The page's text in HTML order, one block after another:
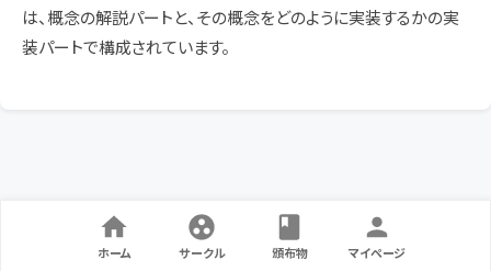
は、概念の解説パートと、その概念をどのように実装するかの実
装パートで構成されています。
ホーム サークル 頒布物 マイページ